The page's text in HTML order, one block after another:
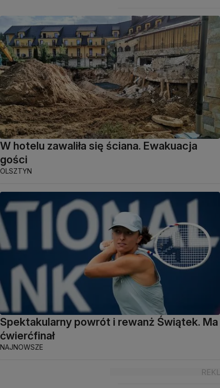
W hotelu zawaliła się ściana. Ewakuacja
gości
OLSZTYN
Spektakularny powrót i rewanż Świątek. Ma
ćwierćfinał
NAJNOWSZE